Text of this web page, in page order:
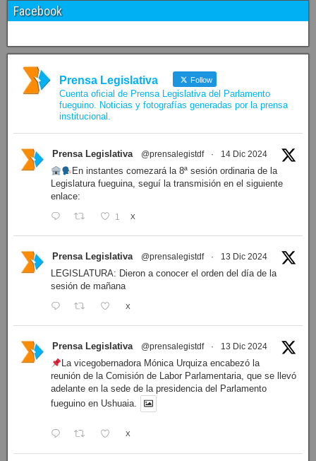
Facebook
Prensa Legislativa Follow
Cuenta oficial de Prensa Legislativa del Parlamento
fueguino. Noticias y fotografías generadas por la prensa
institucional.
Prensa Legislativa @prensalegistdf · 14 Dic 2024
En instantes comezará la 8ª sesión ordinaria de la
Legislatura fueguina, seguí la transmisión en el siguiente
enlace:
1 X
Prensa Legislativa @prensalegistdf · 13 Dic 2024
LEGISLATURA: Dieron a conocer el orden del día de la
sesión de mañana
X
Prensa Legislativa @prensalegistdf · 13 Dic 2024
La vicegobernadora Mónica Urquiza encabezó la
reunión de la Comisión de Labor Parlamentaria, que se llevó
adelante en la sede de la presidencia del Parlamento
fueguino en Ushuaia.
X